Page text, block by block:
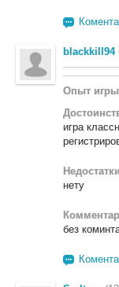
blackkill94
Опыт
игра
Недостатки
нету
без